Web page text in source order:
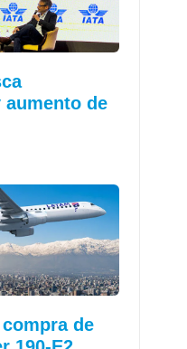
de
de